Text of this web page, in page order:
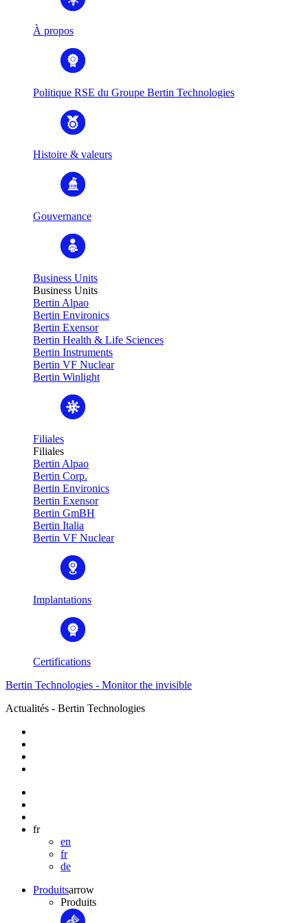
À propos
Politique RSE du Groupe Bertin Technologies
Histoire & valeurs
Gouvernance
Business Units
Business Units
Bertin Alpao
Bertin Environics
Bertin Exensor
Bertin Health & Life Sciences
Bertin Instruments
Bertin VF Nuclear
Bertin Winlight
Filiales
Filiales
Bertin Alpao
Bertin Corp.
Bertin Environics
Bertin Exensor
Bertin GmBH
Bertin Italia
Bertin VF Nuclear
Implantations
Certifications
Bertin Technologies - Monitor the invisible
Actualités - Bertin Technologies
fr
en
fr
de
Produitsarrow
Produits